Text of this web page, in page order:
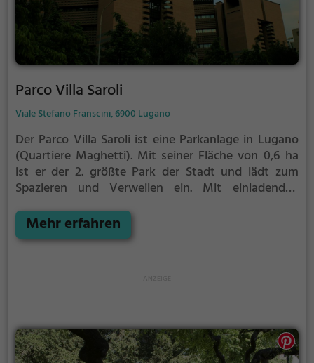
Parco Villa Saroli
Viale Stefano Franscini, 6900 Lugano
Der Parco Villa Saroli ist eine Parkanlage in Lugano
(Quartiere Maghetti). Mit seiner Fläche von 0,6 ha
ist er der 2. größte Park der Stadt und lädt zum
Spazieren und Verweilen ein. Mit einladenden
Villa Saroli zahlreiche Möglichkeiten zur
Entspannung.
Mehr erfahren